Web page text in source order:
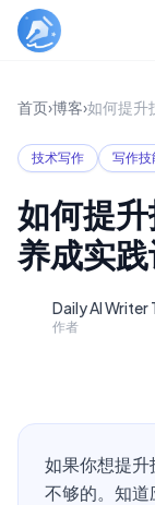
首页›博客›如何提升
技术写作 写作技
如何提
养成实
Daily AI Writer
作者
如果你想提
不够的。知